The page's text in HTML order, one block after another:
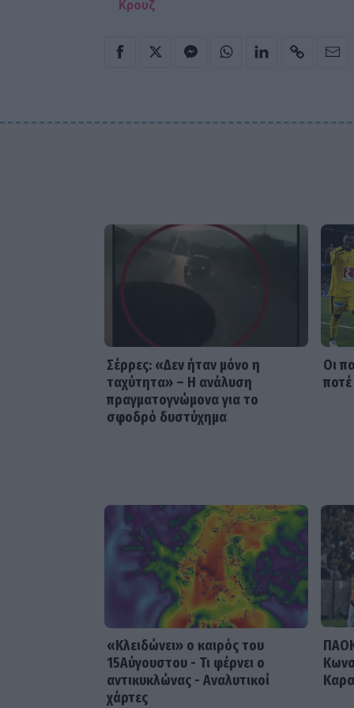
Κρουζ
Σέρρες: «Δεν ήταν μόνο η
ταχύτητα» – Η ανάλυση
πραγματογνώμονα για το
σφοδρό δυστύχημα
Οι
ποτέ
«Κλειδώνει» ο καιρός του
15Αύγουστου - Τι φέρνει ο
αντικυκλώνας - Αναλυτικοί
χάρτες